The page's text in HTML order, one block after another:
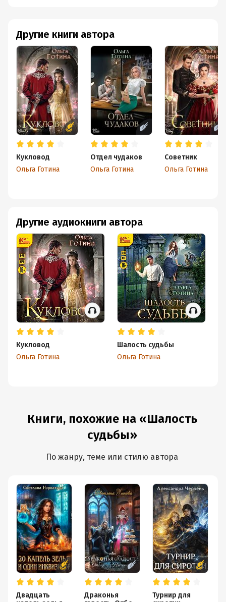
Другие книги автора
Кукловод
Ольга Готина
Отдел чудаков
Ольга Готина
Советник
Ольга Готина
Другие аудиокниги автора
Кукловод
Ольга Готина
Шалость судьбы
Ольга Готина
Книги, похожие на «Шалость
судьбы»
По жанру, теме или стилю автора
Двадцать
Драконья
Турнир для